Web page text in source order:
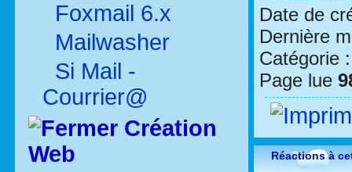
Foxmail 6.x
Mailwasher
Si Mail -
Courrier@
Création
Web
Date de
Dernière
Catégorie
Page lue
Réactions à